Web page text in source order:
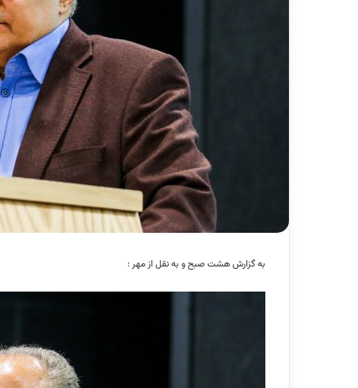
به گزارش هشت صبح و به نقل از مهر :